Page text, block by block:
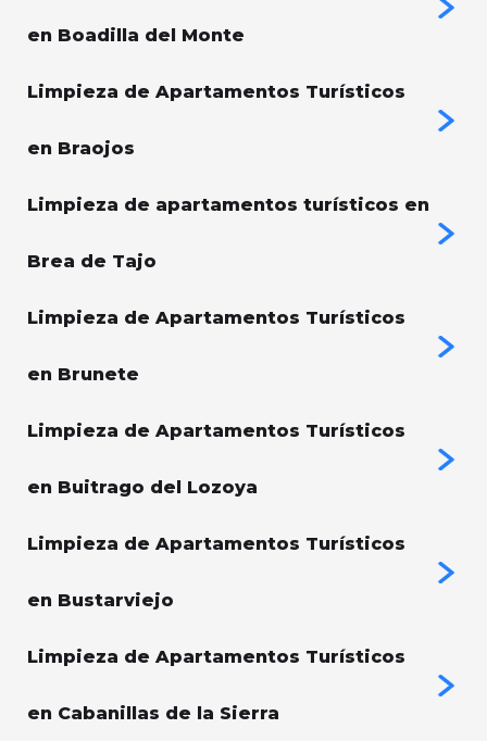
en Boadilla del Monte
Limpieza de Apartamentos Turísticos
en Braojos
Limpieza de apartamentos turísticos en
Brea de Tajo
Limpieza de Apartamentos Turísticos
en Brunete
Limpieza de Apartamentos Turísticos
en Buitrago del Lozoya
Limpieza de Apartamentos Turísticos
en Bustarviejo
Limpieza de Apartamentos Turísticos
en Cabanillas de la Sierra